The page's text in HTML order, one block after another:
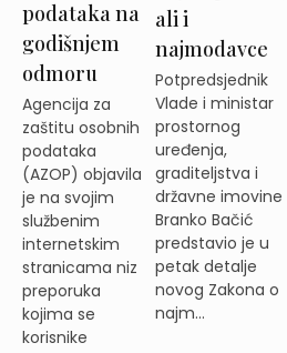
podataka na
godišnjem
odmoru
Agencija za
zaštitu osobnih
podataka
(AZOP) objavila
je na svojim
službenim
internetskim
stranicama niz
preporuka
kojima se
korisnike
ali i
najmodavce
Potpredsjednik
Vlade i ministar
prostornog
uređenja,
graditeljstva i
državne imovine
Branko Bačić
predstavio je u
petak detalje
novog Zakona o
najm...